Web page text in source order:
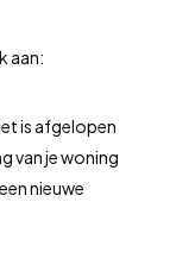
aan:
is afgelopen
van je woning
nieuwe